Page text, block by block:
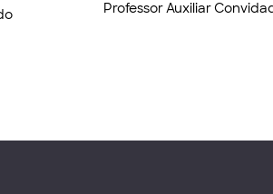
Professor Auxiliar